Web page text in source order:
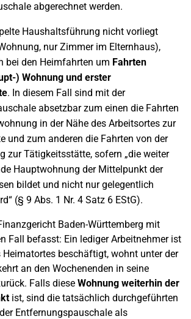
abgerechnet werden.
Haushaltsführung nicht vorliegt
nur Zimmer im Elternhaus),
bei den Heimfahrten um Fahrten
) Wohnung und erster
. In diesem Fall sind mit der
absetzbar zum einen die Fahrten
in der Nähe des Arbeitsortes zur
und zum anderen die Fahrten von der
zur Tätigkeitsstätte, sofern „die weiter
Hauptwohnung der Mittelpunkt der
bildet und nicht nur gelegentlich
(§ 9 Abs. 1 Nr. 4 Satz 6 EStG).
Baden-Württemberg mit
Fall befasst: Ein lediger Arbeitnehmer ist
beschäftigt, wohnt unter der
an den Wochenenden in seine
Falls diese Wohnung weiterhin der
ist, sind die tatsächlich durchgeführten
Entfernungspauschale als